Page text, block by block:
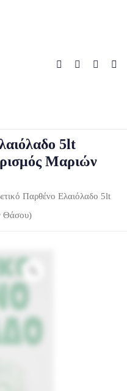
5lt
Μαριών
Παρθένο Ελαιόλαδο 5lt
Θάσου)